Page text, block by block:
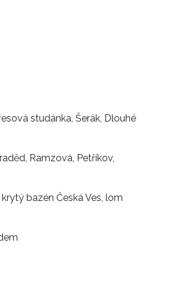
studánka, Šerák, Dlouhé
Ramzová, Petříkov,
bazén Česká Ves, lom